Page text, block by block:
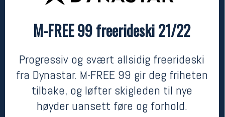
M-FREE 99 freerideski 21/22
Progressiv og svært allsidig freerideski
fra Dynastar. M-FREE 99 gir deg friheten
tilbake, og løfter skigleden til nye
høyder uansett føre og forhold.
Dynastar
7000,- MEDLEM:4999,-